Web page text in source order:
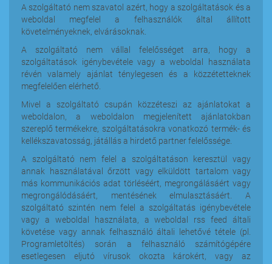
A szolgáltató nem szavatol azért, hogy a szolgáltatások és a
weboldal megfelel a felhasználók által állított
követelményeknek, elvárásoknak.
A szolgáltató nem vállal felelősséget arra, hogy a
szolgáltatások igénybevétele vagy a weboldal használata
révén valamely ajánlat ténylegesen és a közzétetteknek
megfelelően elérhető.
Mivel a szolgáltató csupán közzéteszi az ajánlatokat a
weboldalon, a weboldalon megjelenített ajánlatokban
szereplő termékekre, szolgáltatásokra vonatkozó termék- és
kellékszavatosság, játállás a hirdető partner felelőssége.
A szolgáltató nem felel a szolgáltatáson keresztül vagy
annak használatával őrzött vagy elküldött tartalom vagy
más kommunikációs adat törléséért, megrongálásáért vagy
megrongálódásáért, mentésének elmulasztásáért. A
szolgáltató szintén nem felel a szolgáltatás igénybevétele
vagy a weboldal használata, a weboldal rss feed általi
követése vagy annak felhasználó általi lehetővé tétele (pl.
Programletöltés) során a felhasználó számítógépére
esetlegesen eljutó vírusok okozta károkért, vagy az